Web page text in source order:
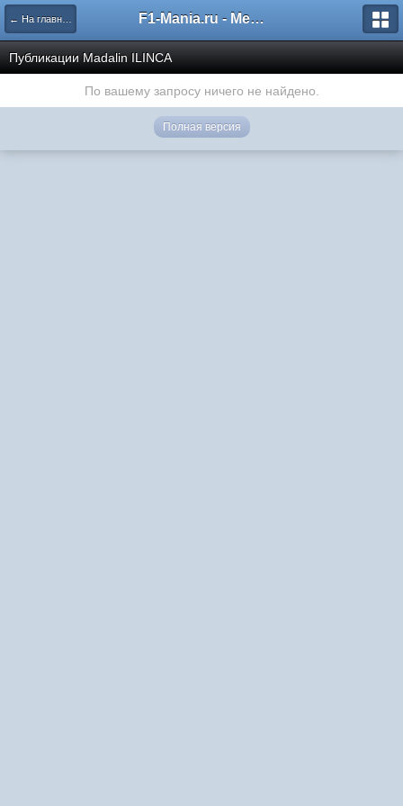
← На главную F1-Mania.ru - Международный чемпионат по симрейсингу
Публикации Madalin ILINCA
По вашему запросу ничего не найдено.
Полная версия